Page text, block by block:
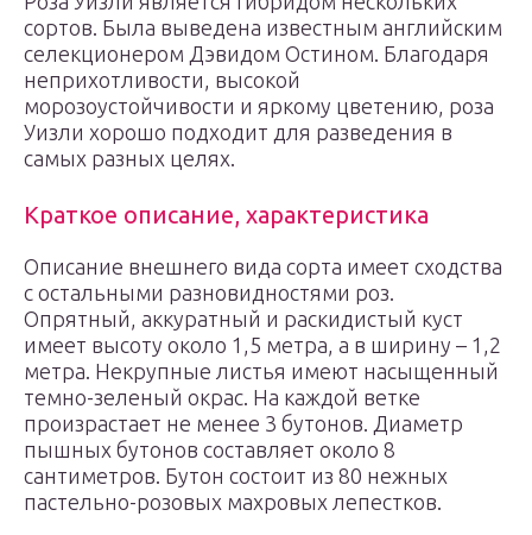
сортов. Была выведена известным английским
селекционером Дэвидом Остином. Благодаря
неприхотливости, высокой
морозоустойчивости и яркому цветению, роза
Уизли хорошо подходит для разведения в
самых разных целях.
Краткое описание, характеристика
Описание внешнего вида сорта имеет сходства
с остальными разновидностями роз.
Опрятный, аккуратный и раскидистый куст
имеет высоту около 1,5 метра, а в ширину – 1,2
метра. Некрупные листья имеют насыщенный
темно-зеленый окрас. На каждой ветке
произрастает не менее 3 бутонов. Диаметр
пышных бутонов составляет около 8
сантиметров. Бутон состоит из 80 нежных
пастельно-розовых махровых лепестков.